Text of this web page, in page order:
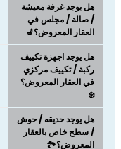
هل يوجد غرفة معيشة
/ صالة / مجلس في
العقار المعروض؟💺
هل يوجد اجهزة تكييف
ركبة / تكييف مركزي
في العقار المعروض؟
❄️
هل يوجد حديقه / حوش
/ سطح خاص بالعقار
المعروض؟🏞️